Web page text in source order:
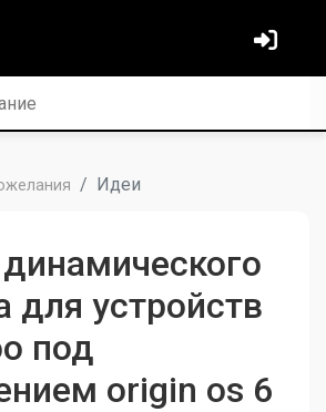
Идеи
для устройств
под
origin os 6